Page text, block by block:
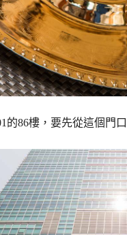
的86樓，要先從這個門